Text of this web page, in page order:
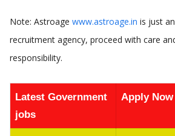
Note: Astroage www.astroage.in is just
recruitment agency, proceed with care
responsibility.
Latest Government
jobs
Apply Now